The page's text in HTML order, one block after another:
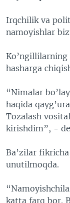
Irqchilik va
namoyishlar
hasharga
“Nimalar
haqida
Tozalash
kirishdim”, -
Ba’zilar
unutilmoqda.
katta farq bor.